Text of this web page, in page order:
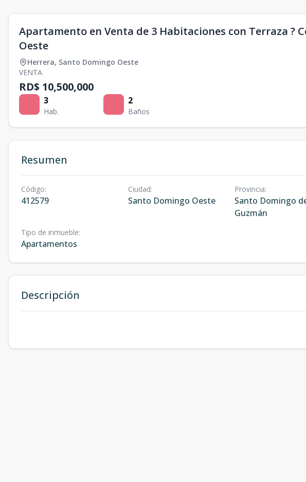
Apartamento en Venta de 3 Habitaciones con Terraza ?
Oeste
Herrera, Santo Domingo Oeste
VENTA
RD$ 10,500,000
3
Hab.
2
Baños
Resumen
Código:
412579
Ciudad:
Santo Domingo Oeste
Provincia:
Santo Domingo
Guzmán
Tipo de inmueble:
Apartamentos
Descripción